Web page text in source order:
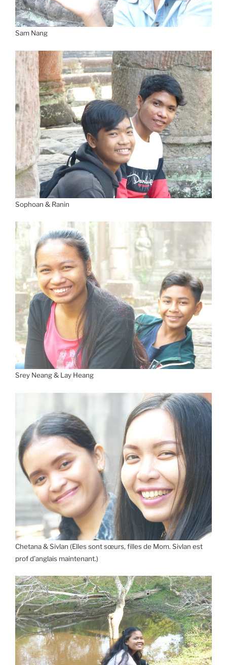
Sam Nang
Sophoan & Ranin
Srey Neang & Lay Heang
Chetana & Sivlan (Elles sont sœurs, filles de Mom. Sivlan est
prof d’anglais maintenant.)